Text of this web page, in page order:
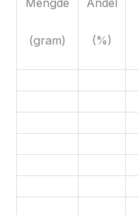
Mengde
(gram)
Andel
(%)